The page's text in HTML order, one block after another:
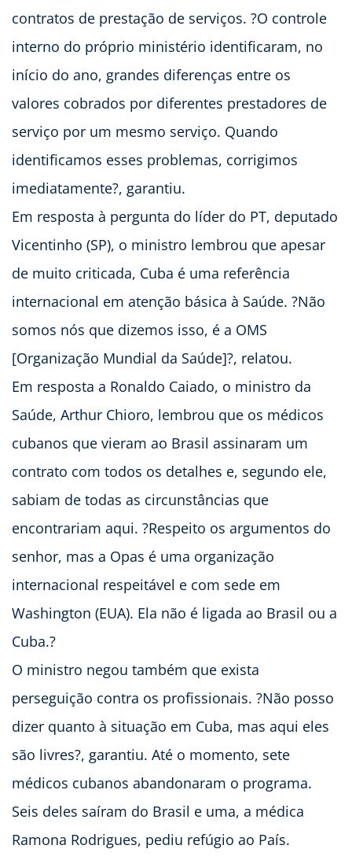
contratos de prestação de serviços. ?O controle
interno do próprio ministério identificaram, no
início do ano, grandes diferenças entre os
valores cobrados por diferentes prestadores de
serviço por um mesmo serviço. Quando
identificamos esses problemas, corrigimos
imediatamente?, garantiu.
Em resposta à pergunta do líder do PT, deputado
Vicentinho (SP), o ministro lembrou que apesar
de muito criticada, Cuba é uma referência
internacional em atenção básica à Saúde. ?Não
somos nós que dizemos isso, é a OMS
[Organização Mundial da Saúde]?, relatou.
Em resposta a Ronaldo Caiado, o ministro da
Saúde, Arthur Chioro, lembrou que os médicos
cubanos que vieram ao Brasil assinaram um
contrato com todos os detalhes e, segundo ele,
sabiam de todas as circunstâncias que
encontrariam aqui. ?Respeito os argumentos do
senhor, mas a Opas é uma organização
internacional respeitável e com sede em
Washington (EUA). Ela não é ligada ao Brasil ou a
Cuba.?
O ministro negou também que exista
perseguição contra os profissionais. ?Não posso
dizer quanto à situação em Cuba, mas aqui eles
são livres?, garantiu. Até o momento, sete
médicos cubanos abandonaram o programa.
Seis deles saíram do Brasil e uma, a médica
Ramona Rodrigues, pediu refúgio ao País.